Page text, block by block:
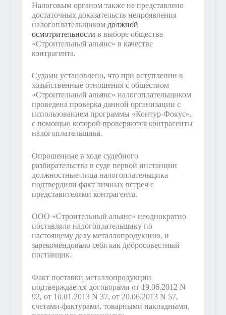
Налоговым органом также не представлено
достаточных доказательств непроявления
налогоплательщиком должной
осмотрительности в выборе общества
«Строительный альянс» в качестве
контрагента.
Судами установлено, что при вступлении в
хозяйственные отношения с обществом
«Строительный альянс» налогоплательщиком
проведена проверка данной организации с
использованием программы «Контур-Фокус»,
с помощью которой проверяются контрагенты
налогоплательщика.
Опрошенные в ходе судебного
разбирательства в суде первой инстанции
должностные лица налогоплательщика
подтвердили факт личных встреч с
представителями контрагента.
ООО «Строительный альянс» неоднократно
поставляло налогоплательщику по
настоящему делу металлопродукцию, и
зарекомендовало себя как добросовестный
поставщик.
Факт поставки металлопродукции
подтверждается договорами от 19.06.2012 N
92, от 10.01.2013 N 37, от 20.06.2013 N 57,
счетами-фактурами, товарными накладными,